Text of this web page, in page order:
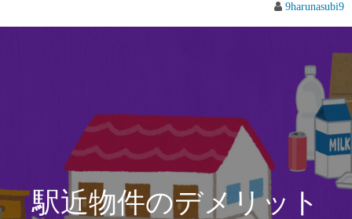
9harunasubi9
駅近物件のデメリット